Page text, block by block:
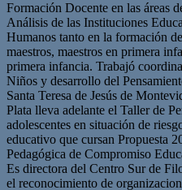
Formación Docente en las áreas
Análisis de las Instituciones
Humanos tanto en la formación
maestros, maestros en primera
primera infancia. Trabajó
Niños y desarrollo del
Santa Teresa de Jesús de
Plata lleva adelante el Taller de
adolescentes en situación de
educativo que cursan Propuesta
Pedagógica de Compromiso
Es directora del Centro Sur de
el reconocimiento de